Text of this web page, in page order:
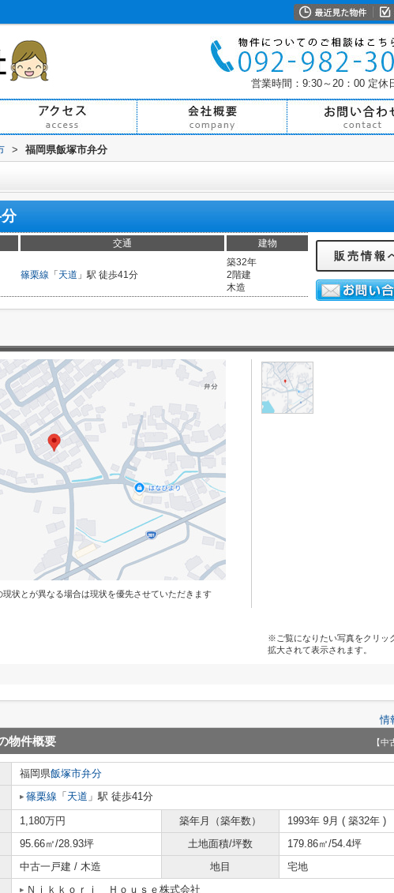
営業時間：9:30～20：00 定休
> 福岡県飯塚市弁分
交通 建物
篠栗線 「 天道 」駅 徒歩41分
築32年
2階建
木造
販売情報
状とが異なる場合は現状を優先させていただきます
※ご覧になりたい写真をクリッ
拡大されて表示されます。
情
物件概要 【中
福岡県飯塚市弁分
篠栗線 「 天道 」駅 徒歩41分
1,180万円 築年月（築年数）
1993年 9月 ( 築32年 )
95.66㎡/28.93坪 土地面積/坪数
179.86㎡/54.4坪
中古一戸建 / 木造 地目 宅地
Ｎｉｋｋｏｒｉ Ｈｏｕｓｅ株式会社